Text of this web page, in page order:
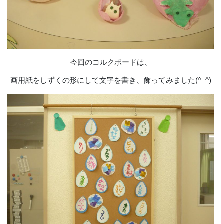
今回のコルクボードは、
画用紙をしずくの形にして文字を書き、飾ってみました(^_^)